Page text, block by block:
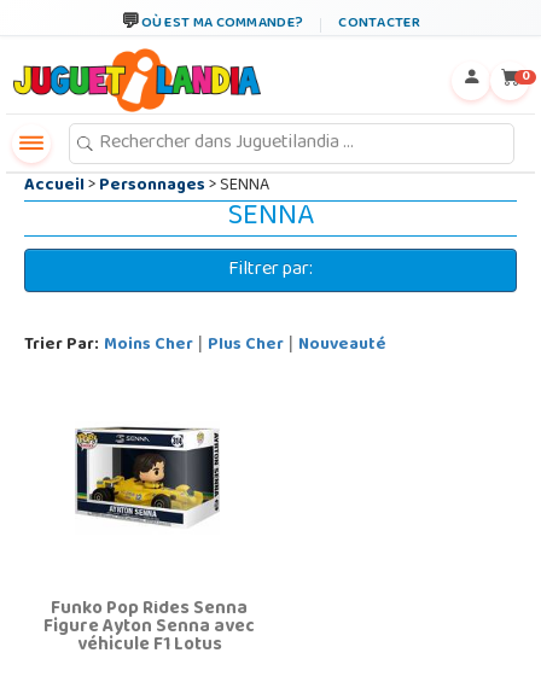
OÙ EST MA COMMANDE? CONTACTER
0
Accueil>Personnages> SENNA
SENNA
Filtrer par:
Trier Par: Moins Cher | Plus Cher | Nouveauté
Funko Pop Rides Senna
Figure Ayton Senna avec
véhicule F1 Lotus